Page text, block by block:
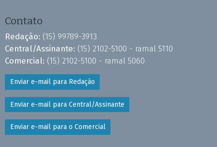
Contato
Redação: (15) 99789-3913
Central/Assinante: (15) 2102-5100 - ramal 5110
Comercial: (15) 2102-5100 - ramal 5060
Enviar e-mail para Redação
Enviar e-mail para Central/Assinante
Enviar e-mail para o Comercial